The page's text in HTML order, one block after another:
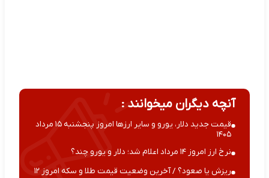
آنچه دیگران میخوانند :
قیمت جدید دلار، یورو و سایر ارزها امروز پنجشنبه ۱۵ مرداد
۱۴۰۵
نرخ ارز امروز ۱۴ مرداد اعلام شد؛ دلار و یورو چند؟
ریزش یا صعود؟ / آخرین وضعیت قیمت طلا و سکه امروز ۱۲